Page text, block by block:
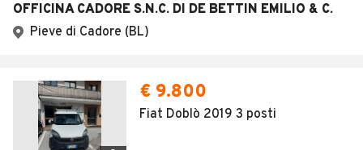
OFFICINA CADORE S.N.C. DI DE BETTIN EMILIO & C.
Pieve di Cadore (BL)
€ 9.800
Fiat Doblò 2019 3 posti